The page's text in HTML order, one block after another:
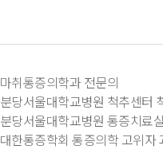
마취통증의학과 전문의
분당서울대학교병원 척추센터
분당서울대학교병원 통증치료
대한통증학회 통증의학 고위자